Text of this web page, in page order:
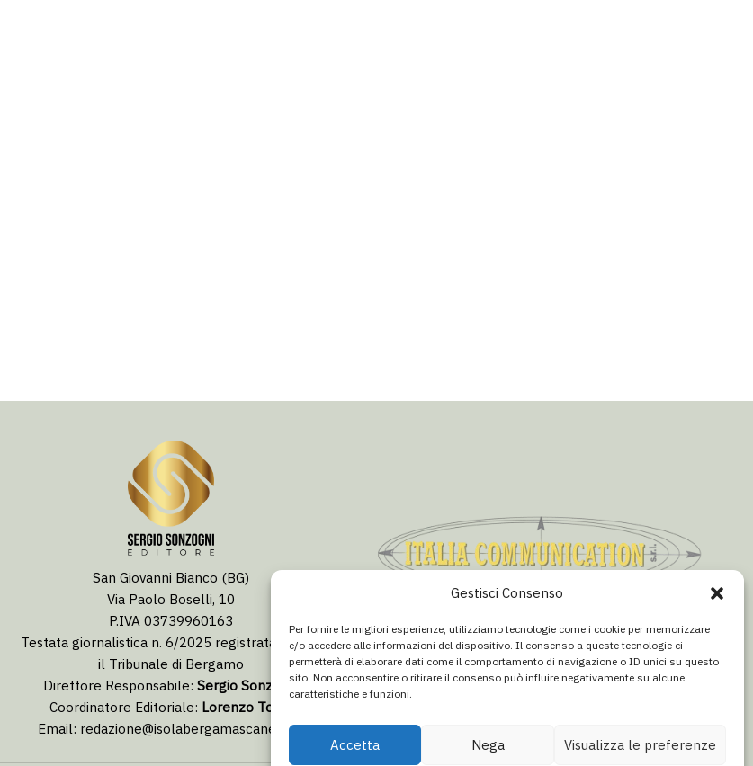
Gestisci Consenso
Per fornire le migliori esperienze, utilizziamo tecnologie come i cookie per memorizzare
e/o accedere alle informazioni del dispositivo. Il consenso a queste tecnologie ci
permetterà di elaborare dati come il comportamento di navigazione o ID unici su questo
sito. Non acconsentire o ritirare il consenso può influire negativamente su alcune
caratteristiche e funzioni.
Accetta Nega Visualizza le preferenze
San Giovanni Bianco (BG)
Via Paolo Boselli, 10
P.IVA 03739960163
Testata giornalistica n. 6/2025 registrata presso
il Tribunale di Bergamo
Direttore Responsabile: Sergio Sonzogni
Coordinatore Editoriale: Lorenzo Togni
Email: redazione@isolabergamascanews.it
Email:info@italiacommunication.com
Telefono: 0345 41834